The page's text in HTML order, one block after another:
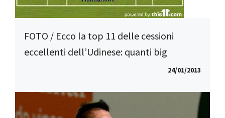
FOTO / Ecco la top 11 delle cessioni
eccellenti dell’Udinese: quanti big
24/01/2013